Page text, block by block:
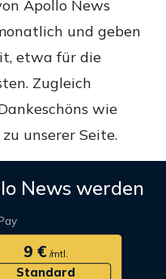
Apollo News
und geben
etwa für die
Zugleich
wie
unserer Seite.
News werden
9 €/mtl.
Standard